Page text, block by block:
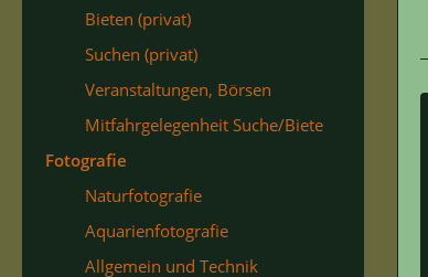
Bieten (privat)
Suchen (privat)
Veranstaltungen, Börsen
Mitfahrgelegenheit Suche/Biete
Fotografie
Naturfotografie
Aquarienfotografie
Allgemein und Technik